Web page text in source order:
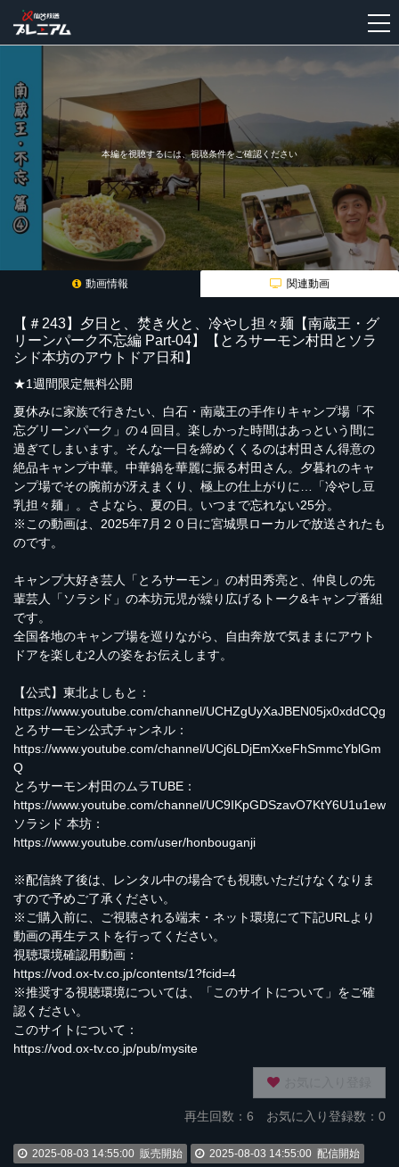
登
本編を視聴するには、視聴条件をご確認ください
動画情報 関連動画
【＃243】夕日と、焚き火と、冷やし担々麺【南蔵王・グ
リーンパーク不忘編 Part-04】【とろサーモン村田とソラ
シド本坊のアウトドア日和】
★1週間限定無料公開
夏休みに家族で行きたい、白石・南蔵王の手作りキャンプ場「不
忘グリーンパーク」の４回目。楽しかった時間はあっという間に
過ぎてしまいます。そんな一日を締めくくるのは村田さん得意の
絶品キャンプ中華。中華鍋を華麗に振る村田さん。夕暮れのキャ
ンプ場でその腕前が冴えまくり、極上の仕上がりに…「冷やし豆
乳担々麺」。さよなら、夏の日。いつまで忘れない25分。
※この動画は、2025年7月２０日に宮城県ローカルで放送されたも
のです。
キャンプ大好き芸人「とろサーモン」の村田秀亮と、仲良しの先
輩芸人「ソラシド」の本坊元児が繰り広げるトーク&キャンプ番組
です。
全国各地のキャンプ場を巡りながら、自由奔放で気ままにアウト
ドアを楽しむ2人の姿をお伝えします。
【公式】東北よしもと：
https://www.youtube.com/channel/UCHZgUyXaJBEN05jx0xddCQg
とろサーモン公式チャンネル：
https://www.youtube.com/channel/UCj6LDjEmXxeFhSmmcYblGm
Q
とろサーモン村田のムラTUBE：
https://www.youtube.com/channel/UC9IKpGDSzavO7KtY6U1u1ew
ソラシド 本坊：
https://www.youtube.com/user/honbouganji
※配信終了後は、レンタル中の場合でも視聴いただけなくなりま
すので予めご了承ください。
※ご購入前に、ご視聴される端末・ネット環境にて下記URLより
動画の再生テストを行ってください。
視聴環境確認用動画：
https://vod.ox-tv.co.jp/contents/1?fcid=4
※推奨する視聴環境については、「このサイトについて」をご確
認ください。
このサイトについて：
https://vod.ox-tv.co.jp/pub/mysite
再生回数： 6 お気に入り登録数：0
2025-08-03 14:55:00 販売開始 2025-08-03 14:55:00 配信開始